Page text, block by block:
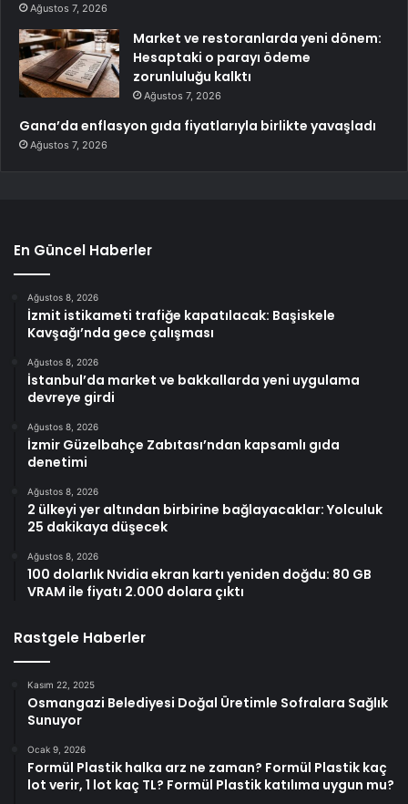
Ağustos 7, 2026
Market ve restoranlarda yeni dönem:
Hesaptaki o parayı ödeme
zorunluluğu kalktı
Ağustos 7, 2026
Gana’da enflasyon gıda fiyatlarıyla birlikte yavaşladı
Ağustos 7, 2026
En Güncel Haberler
Ağustos 8, 2026
İzmit istikameti trafiğe kapatılacak: Başiskele
Kavşağı’nda gece çalışması
Ağustos 8, 2026
İstanbul’da market ve bakkallarda yeni uygulama
devreye girdi
Ağustos 8, 2026
İzmir Güzelbahçe Zabıtası’ndan kapsamlı gıda
denetimi
Ağustos 8, 2026
2 ülkeyi yer altından birbirine bağlayacaklar: Yolculuk
25 dakikaya düşecek
Ağustos 8, 2026
100 dolarlık Nvidia ekran kartı yeniden doğdu: 80 GB
VRAM ile fiyatı 2.000 dolara çıktı
Rastgele Haberler
Kasım 22, 2025
Osmangazi Belediyesi Doğal Üretimle Sofralara Sağlık
Sunuyor
Ocak 9, 2026
Formül Plastik halka arz ne zaman? Formül Plastik kaç
lot verir, 1 lot kaç TL? Formül Plastik katılıma uygun mu?